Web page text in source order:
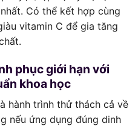
Có thể kết hợp cùng
vitamin C để gia tăng
phục giới hạn với
khoa học
hành trình thử thách cả về
nếu ứng dụng đúng dinh